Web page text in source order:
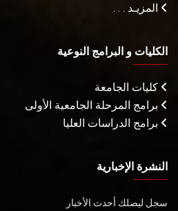
المزيـد . . .
الكليات و البرامج النوعية
كليات الجامعة
برامج المرحلة الجامعية الأولى
برامج الدراسات العليا
النشرة الإخبارية
سجل ليصلك أحدث الأخبار